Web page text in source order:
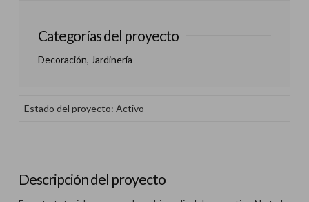
Categorías del proyecto
Decoración, Jardinería
Estado del proyecto: Activo
Descripción del proyecto